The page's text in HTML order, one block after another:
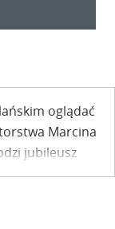
oglądać
Marcina
jubileusz